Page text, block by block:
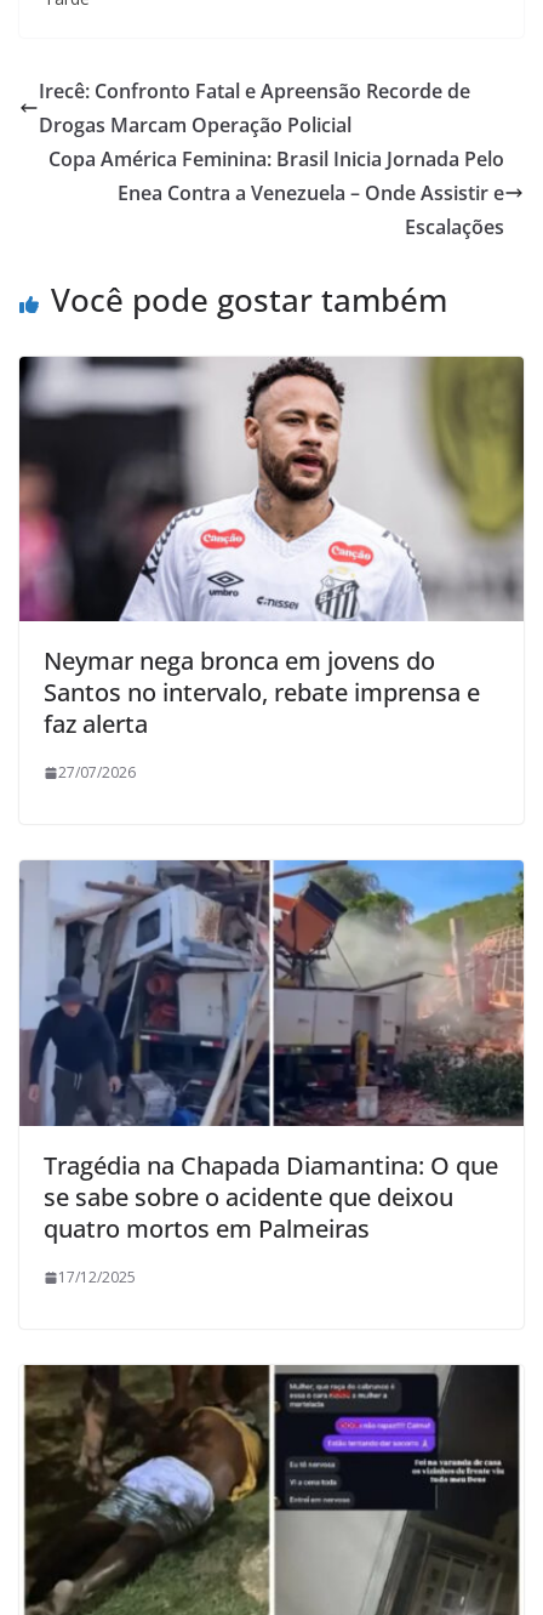
Irecê: Confronto Fatal e Apreensão Recorde de
Drogas Marcam Operação Policial
Copa América Feminina: Brasil Inicia Jornada Pelo
Enea Contra a Venezuela – Onde Assistir e
Escalações
Você pode gostar também
Neymar nega bronca em jovens do
Santos no intervalo, rebate imprensa e
faz alerta
27/07/2026
Tragédia na Chapada Diamantina: O que
se sabe sobre o acidente que deixou
quatro mortos em Palmeiras
17/12/2025